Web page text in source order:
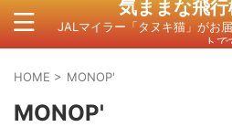
気ままな飛
JALマイラー「タヌキ猫」がお
トで
HOME > MONOP'
MONOP'